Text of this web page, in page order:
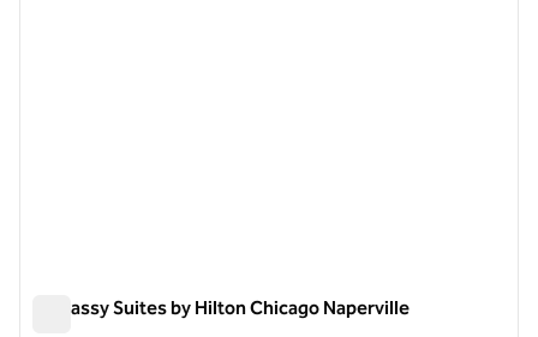
Embassy Suites by Hilton Chicago Naperville